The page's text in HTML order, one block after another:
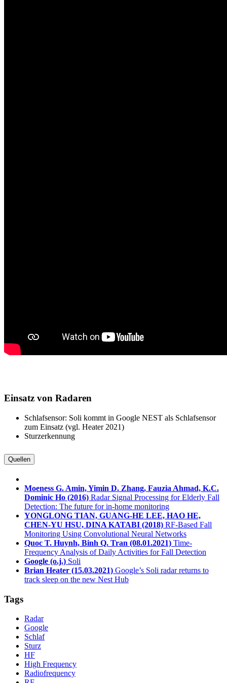
Einsatz von Radaren
Schlafsensor: Soli kommt in Google NEST als Schlafsensor
zum Einsatz (vgl. Heater 2021)
Sturzerkennung
Quellen
Moeness G. Amin, Yimin D. Zhang, Fauzia Ahmad, K.C.
Dominic Ho (2016) Radar Signal Processing for Elderly Fall
Detection: The future for in-home monitoring
YONGLONG TIAN, GUANG-HE LEE, HAO HE,
CHEN-YU HSU, DINA KATABI (2018) RF-Based Fall
Monitoring Using Convolutional Neural Networks
Quoc T. Huynh, Binh Q. Tran (08.01.2021) Time-
Frequency Analysis of Daily Activities for Fall Detection
Google (o.j.) Soli
Brian Heater (15.03.2021) Google’s Soli radar returns to
track sleep on the new Nest Hub
Tags
Radar
Google
Schlaf
Sturz
HF
High Frequency
Radiofrequency